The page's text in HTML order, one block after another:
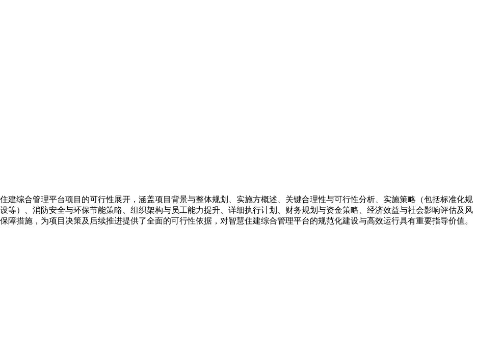
建综合管理平台项目的可行性展开，涵盖项目背景与整体规划、实施方概述、关键合理性与可行性分析、实施策略（包括标准化规
等）、消防安全与环保节能策略、组织架构与员工能力提升、详细执行计划、财务规划与资金策略、经济效益与社会影响评估及风
障措施，为项目决策及后续推进提供了全面的可行性依据，对智慧住建综合管理平台的规范化建设与高效运行具有重要指导价值。